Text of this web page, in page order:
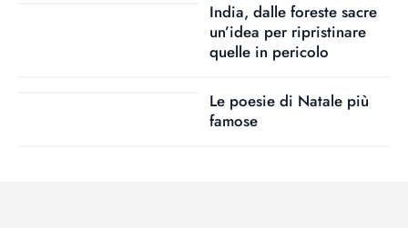
India, dalle foreste sacre
un’idea per ripristinare
quelle in pericolo
Le poesie di Natale più
famose